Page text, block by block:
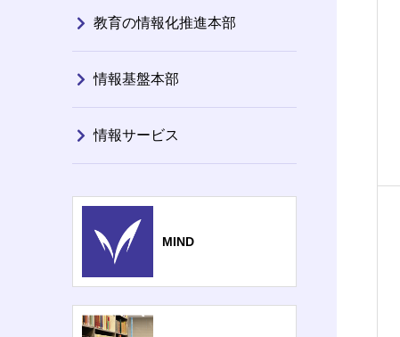
教育の情報化推進本部
情報基盤本部
情報サービス
MIND